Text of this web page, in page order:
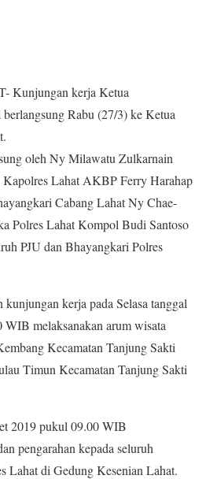
Kunjungan kerja Ketua
Rabu (27/3) ke Ketua
oleh Ny Milawatu Zulkarnain
Kapolres Lahat AKBP Ferry Harahap
Cabang Lahat Ny Chae-
Polres Lahat Kompol Budi Santoso
PJU dan Bhayangkari Polres
kerja pada Selasa tanggal
melaksanakan arum wisata
Kecamatan Tanjung Sakti
Timun Kecamatan Tanjung Sakti
2019 pukul 09.00 WIB
pengarahan kepada seluruh
Lahat di Gedung Kesenian Lahat.